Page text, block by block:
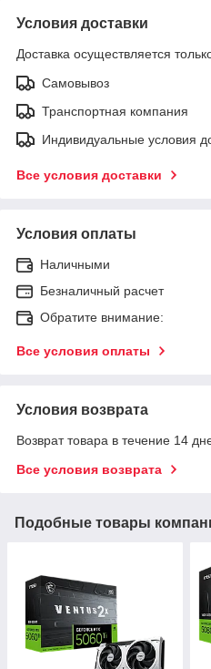
Условия доставки
Доставка осуществляется
Самовывоз
Транспортная компания
Индивидуальные условия
Все условия доставки
Условия оплаты
Наличными
Безналичный расчет
Обратите внимание:
Все условия оплаты
Условия возврата
Возврат товара в течение 14
Все условия возврата
Подобные товары